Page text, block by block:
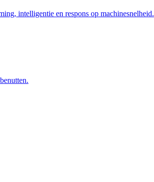
intelligentie en respons op machinesnelheid.